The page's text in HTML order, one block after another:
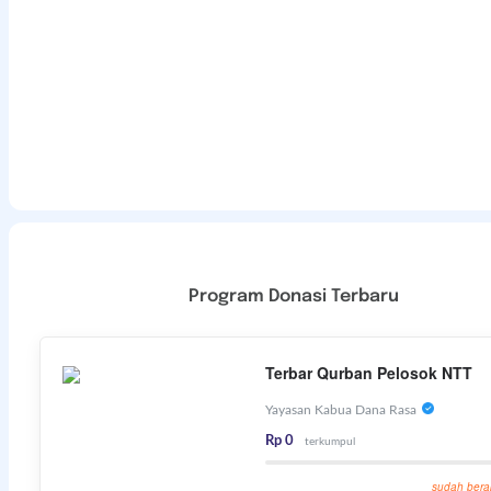
Program Donasi Terbaru
Terbar Qurban Pelosok NTT
Yayasan Kabua Dana Rasa
Rp 0 terkumpul
sudah